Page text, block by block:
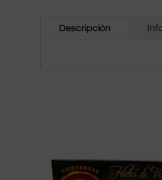
Descripción